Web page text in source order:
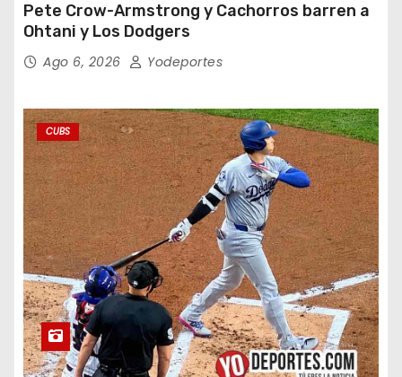
Pete Crow-Armstrong y Cachorros barren a
Ohtani y Los Dodgers
Ago 6, 2026 Yodeportes
CUBS